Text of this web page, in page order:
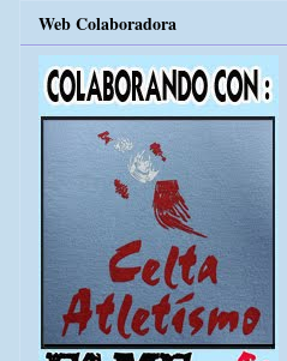
Web Colaboradora